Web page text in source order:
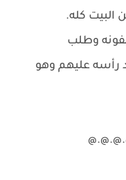
البيت كله.
وطلب
رأسه عليهم وهو